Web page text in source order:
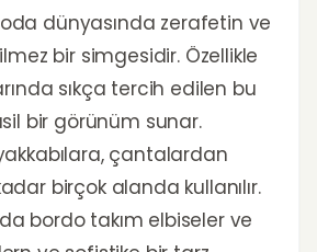
dünyasında zerafetin ve
bir simgesidir. Özellikle
sıkça tercih edilen bu
bir görünüm sunar.
çantalardan
birçok alanda kullanılır.
bordo takım elbiseler ve